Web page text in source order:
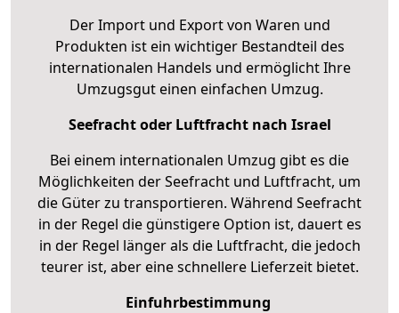
Der Import und Export von Waren und
Produkten ist ein wichtiger Bestandteil des
internationalen Handels und ermöglicht Ihre
Umzugsgut einen einfachen Umzug.
Seefracht oder Luftfracht nach Israel
Bei einem internationalen Umzug gibt es die
Möglichkeiten der Seefracht und Luftfracht, um
die Güter zu transportieren. Während Seefracht
in der Regel die günstigere Option ist, dauert es
in der Regel länger als die Luftfracht, die jedoch
teurer ist, aber eine schnellere Lieferzeit bietet.
Einfuhrbestimmung